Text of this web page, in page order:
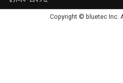
Copyright © bluetec Inc.